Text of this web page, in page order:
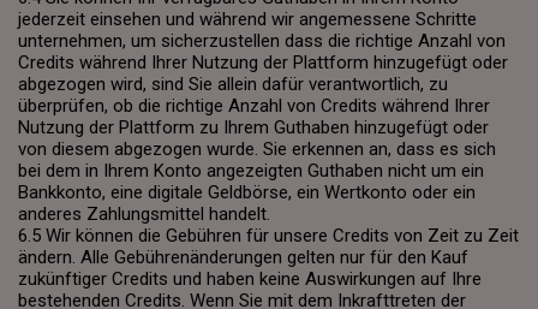
jederzeit einsehen und während wir angemessene Schritte
unternehmen, um sicherzustellen dass die richtige Anzahl von
Credits während Ihrer Nutzung der Plattform hinzugefügt oder
abgezogen wird, sind Sie allein dafür verantwortlich, zu
überprüfen, ob die richtige Anzahl von Credits während Ihrer
Nutzung der Plattform zu Ihrem Guthaben hinzugefügt oder
von diesem abgezogen wurde. Sie erkennen an, dass es sich
bei dem in Ihrem Konto angezeigten Guthaben nicht um ein
Bankkonto, eine digitale Geldbörse, ein Wertkonto oder ein
anderes Zahlungsmittel handelt.
6.5 Wir können die Gebühren für unsere Credits von Zeit zu Zeit
ändern. Alle Gebührenänderungen gelten nur für den Kauf
zukünftiger Credits und haben keine Auswirkungen auf Ihre
bestehenden Credits. Wenn Sie mit dem Inkrafttreten der